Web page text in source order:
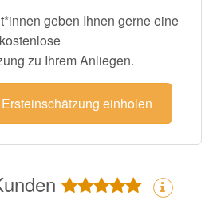
geben Ihnen gerne eine
kostenlose
zu Ihrem Anliegen.
einholen